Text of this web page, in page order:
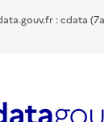
: cdata